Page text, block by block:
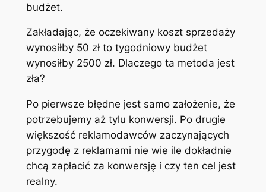
budżet.
Zakładając, że oczekiwany koszt sprzedaży
wynosiłby 50 zł to tygodniowy budżet
wynosiłby 2500 zł. Dlaczego ta metoda jest
zła?
Po pierwsze błędne jest samo założenie, że
potrzebujemy aż tylu konwersji. Po drugie
większość reklamodawców zaczynających
przygodę z reklamami nie wie ile dokładnie
chcą zapłacić za konwersję i czy ten cel jest
realny.